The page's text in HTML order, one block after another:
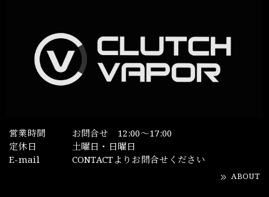
営業時間
お問合せ 12:00～17:00
定休日
土曜日・日曜日
E-mail
CONTACTよりお問合せください
ABOUT